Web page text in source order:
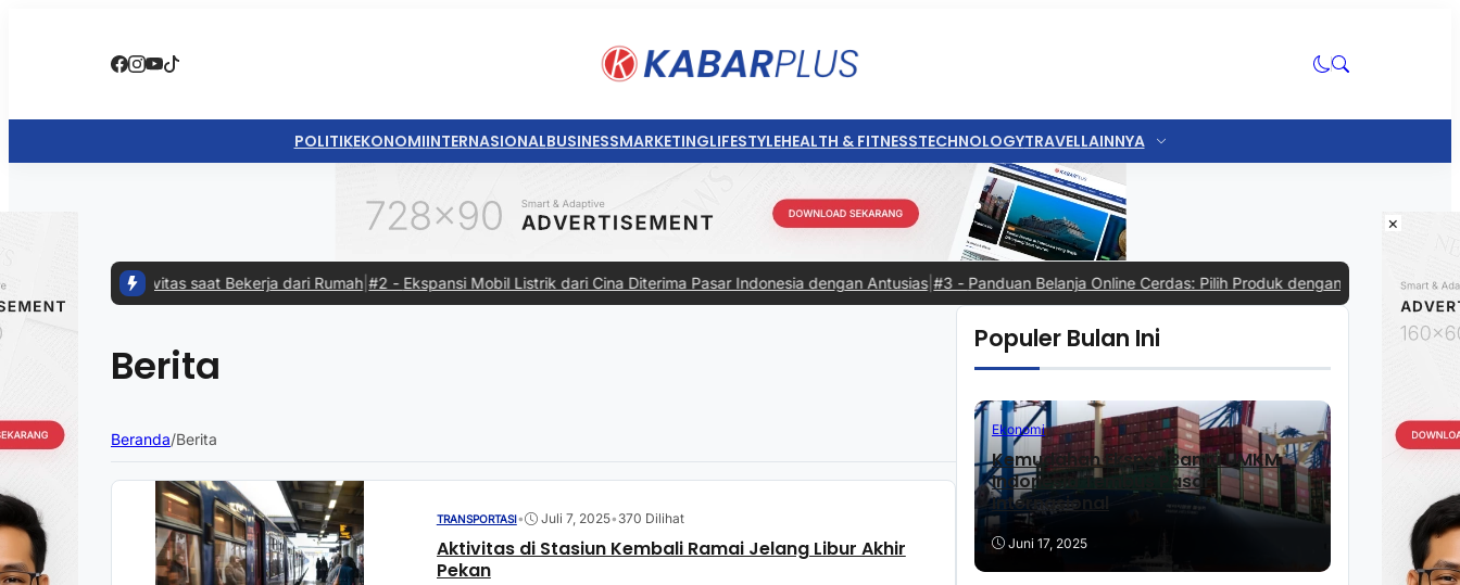
POLITIKEKONOMIINTERNASIONALBUSINESSMARKETINGLIFESTYLEHEALTH & FITNESSTECHNOLOGYTRAVELLAINNYA
Produktivitas saat Bekerja dari Rumah|#2 -Ekspansi Mobil Listrik dari Cina Diterima Pasar Indonesia dengan Antusias| #3 -Panduan Belanja Online Cerdas: Pilih Produk dengan Bijak dan Hindari
Berita
Beranda/Berita
TRANSPORTASI• Juli 7, 2025• 370 Dilihat
Aktivitas di Stasiun Kembali Ramai Jelang Libur Akhir
Pekan
Populer Bulan Ini
Ekonomi
Kemudahan Ekspor Bantu UMKM
Indonesia Tembus Pasar
Internasional
Juni 17, 2025
×